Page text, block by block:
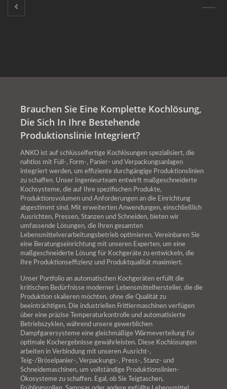
Brauchen Sie Eine Komplette Kochlösung,
Die Sich In Ihre Bestehende
Produktionslinie Integriert?
ANKO ist auf schlüsselfertige Kochlösungen spezialisiert, die
nahtlos mit Füll-, Form-, Panier- und Verpackungsanlagen
integriert werden, um effiziente durchgängige Produktionslinien
zu schaffen. Unser Ingenieurteam entwirft maßgeschneiderte
Kochsysteme, die auf Ihre spezifischen Produkte,
Produktionsvolumen und Anforderungen an die Einrichtung
abgestimmt sind. Mit erweiterten Anwendungen, einschließlich
Ausrichten, Pressen, Stanzen und Schneiden, bieten wir
umfassende Lösungen, die Ihren gesamten
Lebensmittelverarbeitungsbetrieb optimieren. Vereinbaren Sie
eine Beratungseinrichtung mit unseren Experten, um eine
maßgeschneiderte Lösung für Kochgeräte zu entwickeln, die
Ihre Produktionseffizienz und Produktqualität maximiert.
Unser Portfolio an automatischen Kochgeräten erfüllt die
kritischen Bedürfnisse moderner Lebensmittelhersteller, die die
Produktion skalieren möchten, ohne die Qualität zu
beeinträchtigen. Die industriellen Frittiermaschinen verfügen
über eine präzise Temperaturkontrolle und automatisierte
Betriebszyklen, während unsere gewerblichen
Dampfgarersysteme eine gleichmäßige Wärmeverteilung für
optimale Kochergebnisse gewährleisten. Diese Kochlösungen
arbeiten in Verbindung mit unseren Ausricht-,
Teig-/Bröselpanier-, Verpackungs-, Press-, Stanz- und
Schneidemaschinen, um vollständige Produktionslinien-
Ökosysteme zu schaffen. Egal, ob Sie Teigtaschen,